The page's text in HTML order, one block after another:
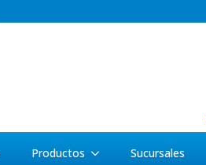
Productos Sucursales